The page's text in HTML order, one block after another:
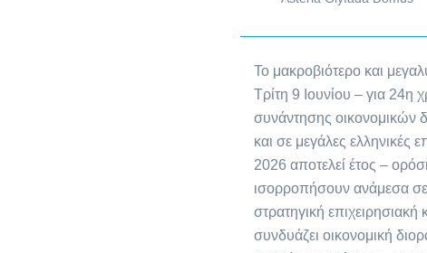
Το μακροβιότερο και
Τρίτη 9 Ιουνίου – για 24η
συνάντησης οικονομικών
και σε μεγάλες ελληνικές
2026 αποτελεί έτος –
ισορροπήσουν ανάμεσα σε
στρατηγική
συνδυάζει οικονομική